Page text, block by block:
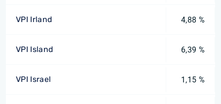
VPI Irland 4,88 %
VPI Island 6,39 %
VPI Israel 1,15 %